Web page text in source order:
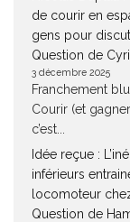
de courir en
gens pour
Question de
3 décembre 2025
Franchement
Courir (et
c’est...
Idée reçue :
inférieurs
locomoteur
Question de